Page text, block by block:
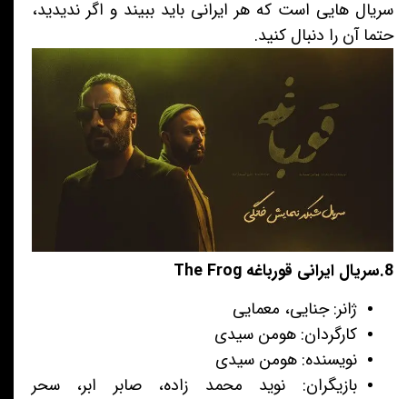
سریال هایی است که هر ایرانی باید ببیند و اگر ندیدید،
حتما آن را دنبال کنید.
8.سریال ایرانی قورباغه The Frog
ژانر: جنایی، معمایی
کارگردان: هومن سیدی
نویسنده: هومن سیدی
بازیگران: نوید محمد زاده، صابر ابر، سحر